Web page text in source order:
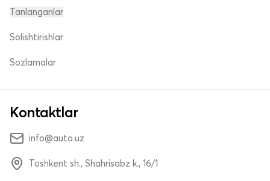
Tanlanganlar
Solishtirishlar
Sozlamalar
Kontaktlar
info@auto.uz
Toshkent sh., Shahrisabz k., 16/1